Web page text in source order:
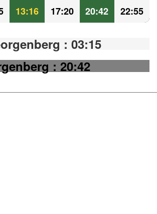
13:16 17:20 20:42 22:55
: 03:15
: 20:42